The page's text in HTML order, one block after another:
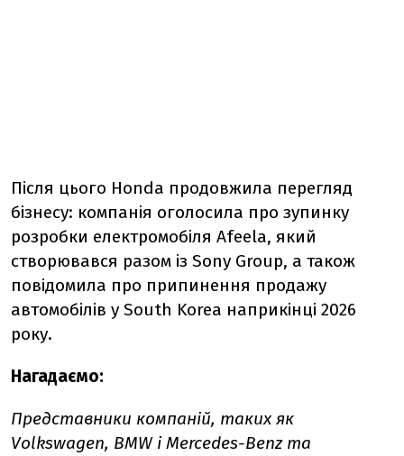
Після цього Honda продовжила перегляд
бізнесу: компанія оголосила про зупинку
розробки електромобіля Afeela, який
створювався разом із Sony Group, а також
повідомила про припинення продажу
автомобілів у South Korea наприкінці 2026
року.
Нагадаємо:
Представники компаній, таких як
Volkswagen, BMW і Mercedes-Benz та